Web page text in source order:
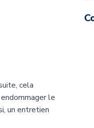
cela
le
un entretien